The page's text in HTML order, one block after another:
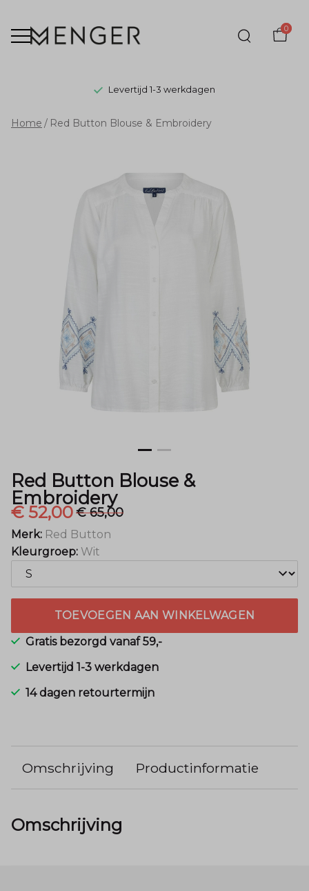
0
Levertijd 1-3 werkdagen
Red
Blouse
Embroidery
Menger
Mode
Home Red Button Blouse & Embroidery
Red Button Blouse &
Embroidery
€ 52,00€ 65,00
Merk: Red Button
Kleurgroep: Wit
TOEVOEGEN AAN WINKELWAGEN
Gratis bezorgd vanaf 59,-
Levertijd 1-3 werkdagen
14 dagen retourtermijn
Omschrijving Productinformatie
Omschrijving